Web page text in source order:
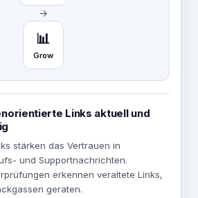
→
📊
Grow
Links aktuell und
stärken das Vertrauen in
und Supportnachrichten.
erkennen veraltete Links,
geraten.